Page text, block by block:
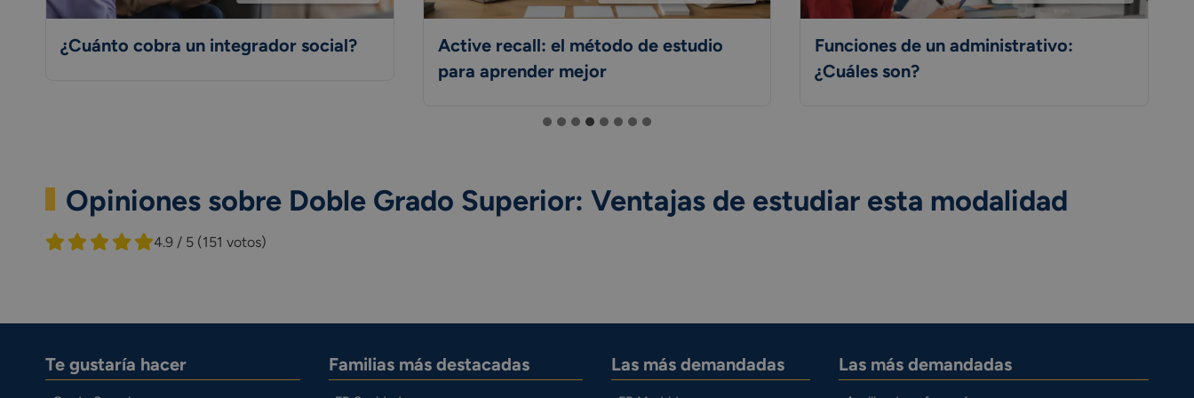
¿Cuánto cobra un integrador social?
Active recall: el método de estudio
para aprender mejor
Funciones de un administrativo:
¿Cuáles son?
Opiniones sobre Doble Grado Superior: Ventajas de estudiar esta modalidad
4.9 / 5 (151 votos)
Te gustaría hacer Familias más destacadas Las más demandadas Las más demandadas